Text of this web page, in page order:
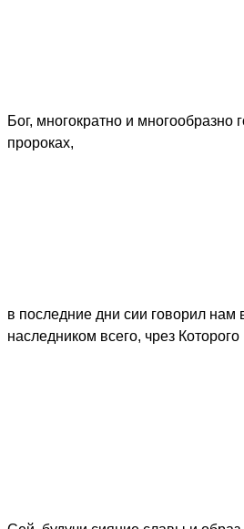
Бог, многократно и
пророках,
в последние дни сии говорил нам
наследником всего, чрез